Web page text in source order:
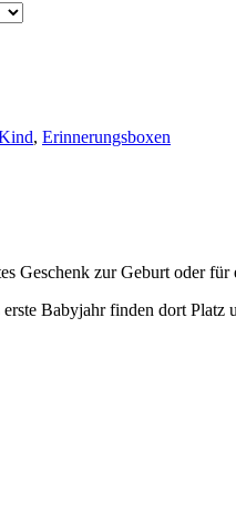
, Erinnerungsboxen
Geschenk zur Geburt oder für
Babyjahr finden dort